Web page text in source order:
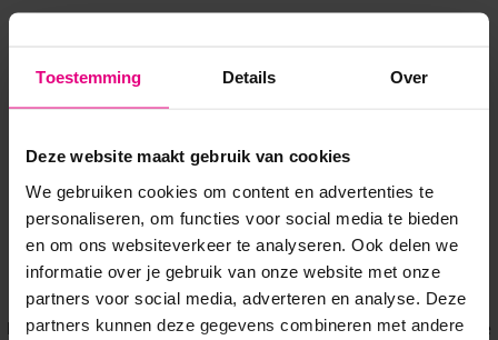
Toestemming Details Over
Deze website maakt gebruik van cookies
We gebruiken cookies om content en advertenties te
personaliseren, om functies voor social media te bieden
en om ons websiteverkeer te analyseren. Ook delen we
informatie over je gebruik van onze website met onze
partners voor social media, adverteren en analyse. Deze
partners kunnen deze gegevens combineren met andere
Application error: a client-side exception has occurred while
loadingwww.voordeeluitjes.nl (see the browser console for more